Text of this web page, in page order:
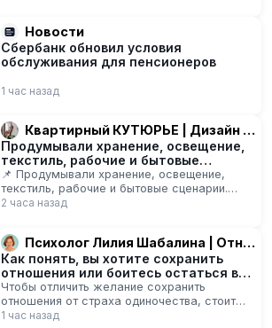
Новости
Сбербанк обновил условия
обслуживания для пенсионеров
1 час назад
Квартирный КУТЮРЬЕ | Дизайн / Комплектация / Подготовка квартир под аренду и продажу (хоумстейджинг)
Продумывали хранение, освещение,
текстиль, рабочие и бытовые
сценарии
📌 Продумывали хранение, освещение,
текстиль, рабочие и бытовые сценарии.
Подбирали мебель, которой действительно
Добавляли…
2 часа назад
Психолог Лилия Шабалина | Отношения и опора
Как понять, вы хотите сохранить
отношения или боитесь остаться в
одиночестве
Чтобы отличить желание сохранить
отношения от страха одиночества, стоит
оценить их нынешнюю реальность: есть ли
1 час назад